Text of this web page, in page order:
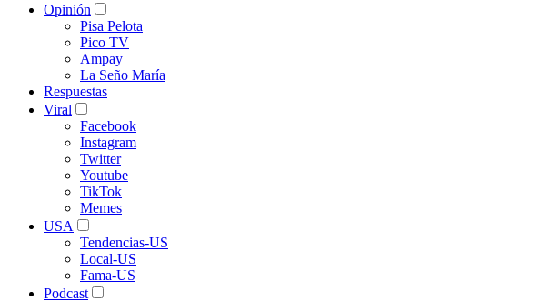
Opinión
Pisa Pelota
Pico TV
Ampay
La Seño María
Respuestas
Viral
Facebook
Instagram
Twitter
Youtube
TikTok
Memes
USA
Tendencias-US
Local-US
Fama-US
Podcast